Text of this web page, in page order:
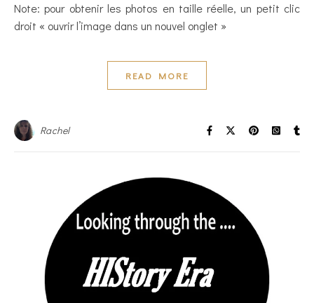
Note: pour obtenir les photos en taille réelle, un petit clic
droit « ouvrir l’image dans un nouvel onglet »
READ MORE
Rachel